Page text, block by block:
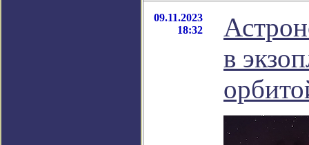
09.11.2023
18:32
в